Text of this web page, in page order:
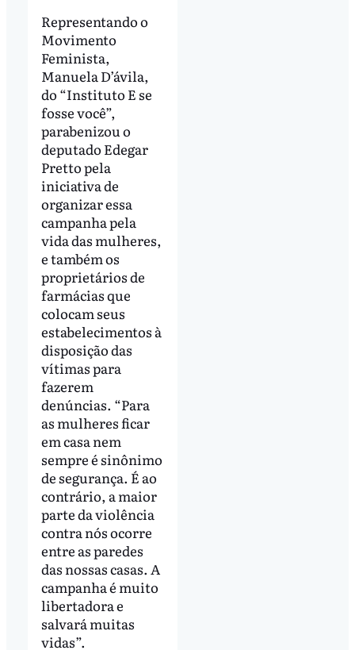
Representando o
Movimento
Feminista,
Manuela D’ávila,
do “Instituto E se
fosse você”,
parabenizou o
deputado Edegar
Pretto pela
iniciativa de
organizar essa
campanha pela
vida das mulheres,
e também os
proprietários de
farmácias que
colocam seus
estabelecimentos à
disposição das
vítimas para
fazerem
denúncias. “Para
as mulheres ficar
em casa nem
sempre é sinônimo
de segurança. É ao
contrário, a maior
parte da violência
contra nós ocorre
entre as paredes
das nossas casas. A
campanha é muito
libertadora e
salvará muitas
vidas”.